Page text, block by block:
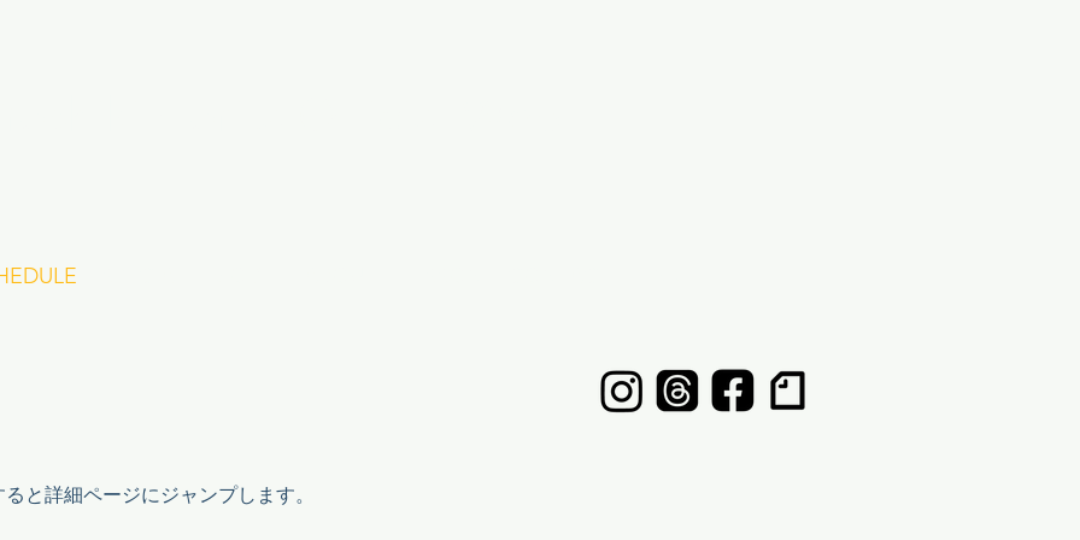
ると詳細ページにジャンプします。